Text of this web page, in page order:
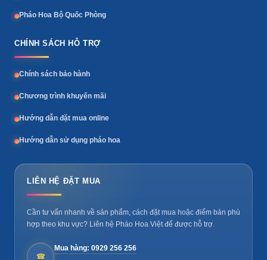
Pháo Hoa Bộ Quốc Phòng
CHÍNH SÁCH HỖ TRỢ
Chính sách bảo hành
Chương trình khuyến mãi
Hướng dẫn đặt mua online
Hướng dẫn sử dụng pháo hoa
LIÊN HỆ ĐẶT MUA
Cần tư vấn nhanh về sản phẩm, cách đặt mua hoặc điểm bán phù
hợp theo khu vực? Liên hệ Pháo Hoa Việt để được hỗ trợ.
☎
Mua hàng: 0929 256 256